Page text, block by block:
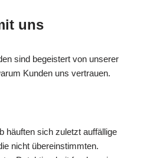
uns
sind begeistert von unserer
Kunden uns vertrauen.
häuften sich zuletzt auffällige
nicht übereinstimmten.